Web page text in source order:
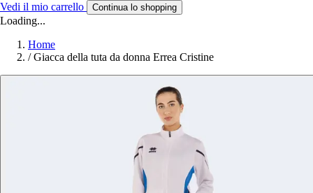
Vedi il mio carrello Continua lo shopping
Loading...
Home
/ Giacca della tuta da donna Errea Cristine